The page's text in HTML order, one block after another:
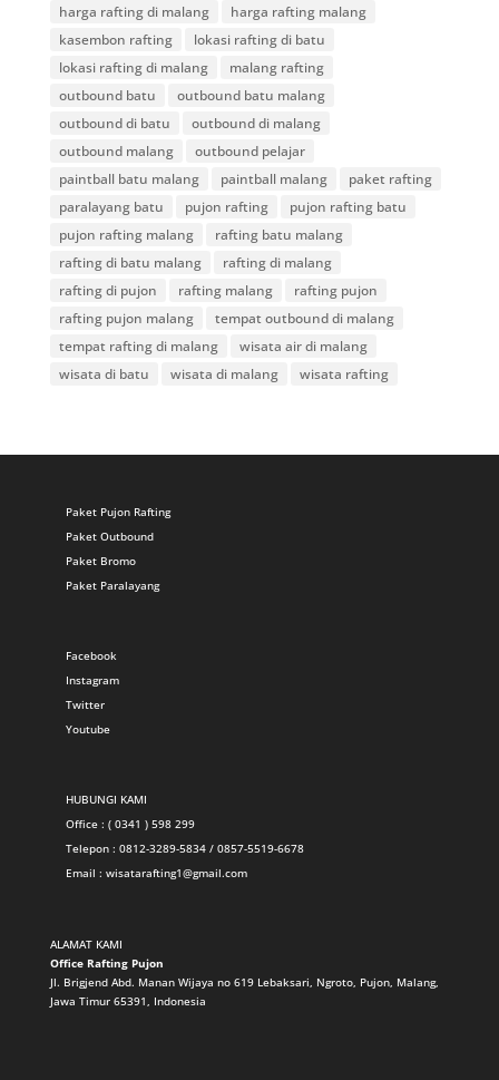
harga rafting di malang
harga rafting malang
kasembon rafting
lokasi rafting di batu
lokasi rafting di malang
malang rafting
outbound batu
outbound batu malang
outbound di batu
outbound di malang
outbound malang
outbound pelajar
paintball batu malang
paintball malang
paket rafting
paralayang batu
pujon rafting
pujon rafting batu
pujon rafting malang
rafting batu malang
rafting di batu malang
rafting di malang
rafting di pujon
rafting malang
rafting pujon
rafting pujon malang
tempat outbound di malang
tempat rafting di malang
wisata air di malang
wisata di batu
wisata di malang wisata rafting
Paket Pujon Rafting
Paket Outbound
Paket Bromo
Paket Paralayang
Facebook
Instagram
Twitter
Youtube
HUBUNGI KAMI
Office : ( 0341 ) 598 299
Telepon : 0812-3289-5834 / 0857-5519-6678
Email : wisatarafting1@gmail.com
ALAMAT KAMI
Office Rafting Pujon
Jl. Brigjend Abd. Manan Wijaya no 619 Lebaksari, Ngroto, Pujon, Malang,
Jawa Timur 65391, Indonesia